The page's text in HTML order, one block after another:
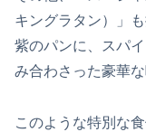
キングラタン）」
紫のパンに、スパ
み合わさった豪華
このような特別な